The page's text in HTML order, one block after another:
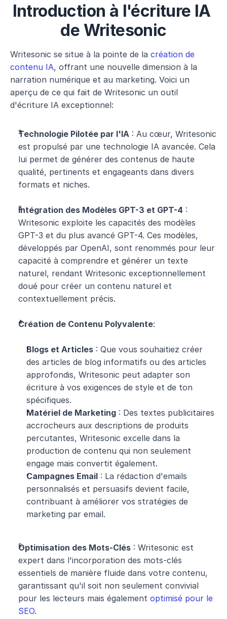
Introduction à l'écriture IA
de Writesonic
Writesonic se situe à la pointe de la création de
contenu IA, offrant une nouvelle dimension à la
narration numérique et au marketing. Voici un
aperçu de ce qui fait de Writesonic un outil
d'écriture IA exceptionnel:
Technologie Pilotée par l'IA : Au cœur, Writesonic
est propulsé par une technologie IA avancée. Cela
lui permet de générer des contenus de haute
qualité, pertinents et engageants dans divers
formats et niches.
Intégration des Modèles GPT-3 et GPT-4 :
Writesonic exploite les capacités des modèles
GPT-3 et du plus avancé GPT-4. Ces modèles,
développés par OpenAI, sont renommés pour leur
capacité à comprendre et générer un texte
naturel, rendant Writesonic exceptionnellement
doué pour créer un contenu naturel et
contextuellement précis.
Création de Contenu Polyvalente:
Blogs et Articles : Que vous souhaitiez créer
des articles de blog informatifs ou des articles
approfondis, Writesonic peut adapter son
écriture à vos exigences de style et de ton
spécifiques.
Matériel de Marketing : Des textes publicitaires
accrocheurs aux descriptions de produits
percutantes, Writesonic excelle dans la
production de contenu qui non seulement
engage mais convertit également.
Campagnes Email : La rédaction d'emails
personnalisés et persuasifs devient facile,
contribuant à améliorer vos stratégies de
marketing par email.
Optimisation des Mots-Clés : Writesonic est
expert dans l'incorporation des mots-clés
essentiels de manière fluide dans votre contenu,
garantissant qu'il soit non seulement convivial
pour les lecteurs mais également optimisé pour le
SEO.